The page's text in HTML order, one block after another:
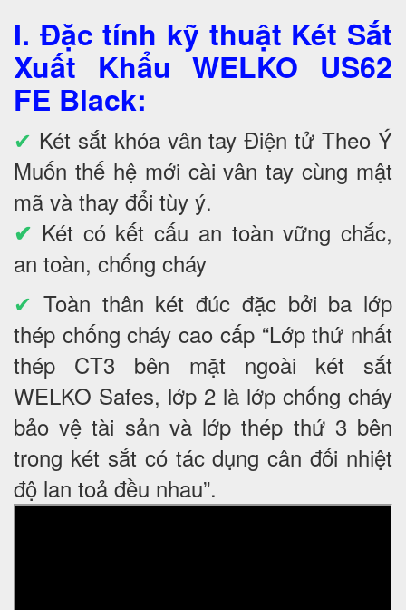
I. Đặc tính kỹ thuật Két Sắt
Xuất Khẩu WELKO US62
FE Black:
✔ Két sắt khóa vân tay Điện tử Theo Ý
Muốn thế hệ mới cài vân tay cùng mật
mã và thay đổi tùy ý.
✔ Két có kết cấu an toàn vững chắc,
an toàn, chống cháy
✔ Toàn thân két đúc đặc bởi ba lớp
thép chống cháy cao cấp “Lớp thứ nhất
thép CT3 bên mặt ngoài két sắt
WELKO Safes, lớp 2 là lớp chống cháy
bảo vệ tài sản và lớp thép thứ 3 bên
trong két sắt có tác dụng cân đối nhiệt
độ lan toả đều nhau”.